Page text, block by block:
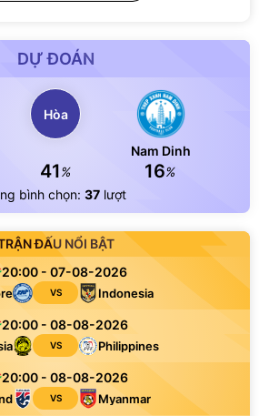
DỰ ĐOÁN
Hòa
Nam Dinh
41% 16%
bình chọn: 37lượt
ĐẤU NỔI BẬT
20:00 - 07-08-2026
VS Indonesia
20:00 - 08-08-2026
VS Philippines
20:00 - 08-08-2026
VS Myanmar